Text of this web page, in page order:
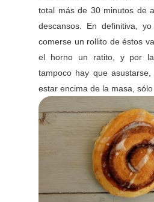
total más de 30 minutos de
descansos. En definitiva,
comerse un rollito de éstos
el horno un ratito, y por
tampoco hay que
estar encima de la masa, sólo